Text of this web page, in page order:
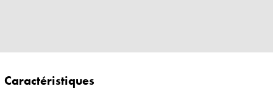
Caractéristiques